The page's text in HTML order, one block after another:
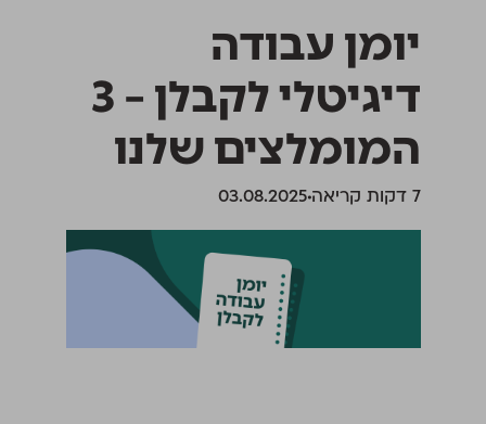
יומן עבודה
דיגיטלי לקבלן – 3
המומלצים שלנו
‫7 דקות קריאה 03.08.2025